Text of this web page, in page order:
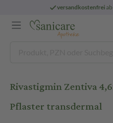
versandkostenfrei
Rivastigmin Zentiva
Pflaster transdermal